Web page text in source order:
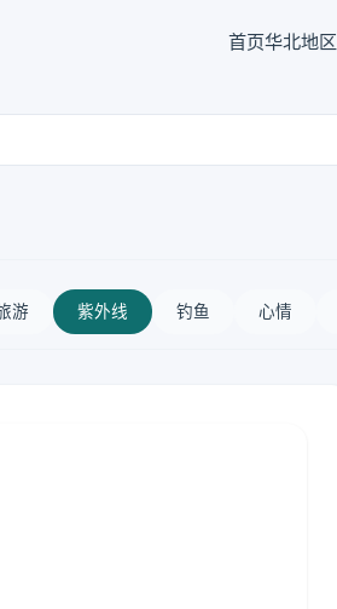
首页华北地区
游 紫外线 钓鱼 心情